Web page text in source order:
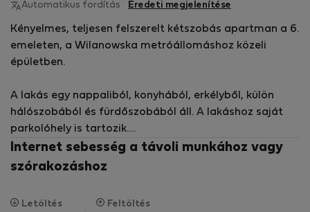
Automatikus fordítás Eredeti megjelenítése
Kényelmes, teljesen felszerelt kétszobás apartman a 6.
emeleten, a Wilanowska metróállomáshoz közeli
épületben.
A lakás egy nappaliból, konyhából, erkélyből, külön
hálószobából és fürdőszobából áll. A lakáshoz saját
parkolóhely is tartozik.
A közelben számos szolgáltató helyiség, irodaház, Lux
Internet sebesség a távoli munkához vagy
szórakozáshoz
Letöltés Feltöltés